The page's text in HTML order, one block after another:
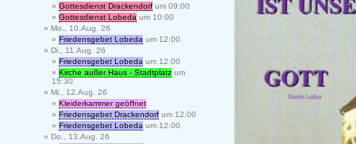
Gottesdienst Drackendorf um 09:00
Gottesdienst Lobeda um 10:00
Mo., 10.Aug. 26
Friedensgebet Lobeda um 12:00
Di., 11.Aug. 26
Friedensgebet Lobeda um 12:00
Kirche außer Haus - Stadtplatz um
15:30
Mi., 12.Aug. 26
Kleiderkammer geöffnet
Friedensgebet Drackendorf um 12:00
Friedensgebet Lobeda um 12:00
Do., 13.Aug. 26